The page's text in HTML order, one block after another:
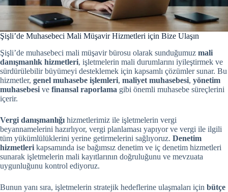
Şişli’de Muhasebeci Mali Müşavir Hizmetleri için Bize Ulaşın
Şişli’de muhasebeci mali müşavir bürosu olarak sunduğumuz mali
danışmanlık hizmetleri, işletmelerin mali durumlarını iyileştirmek ve
sürdürülebilir büyümeyi desteklemek için kapsamlı çözümler sunar. Bu
hizmetler, genel muhasebe işlemleri, maliyet muhasebesi, yönetim
muhasebesi ve finansal raporlama gibi önemli muhasebe süreçlerini
içerir.
Vergi danışmanlığı hizmetlerimiz ile işletmelerin vergi
beyannamelerini hazırlıyor, vergi planlaması yapıyor ve vergi ile ilgili
tüm yükümlülüklerini yerine getirmelerini sağlıyoruz. Denetim
hizmetleri kapsamında ise bağımsız denetim ve iç denetim hizmetleri
sunarak işletmelerin mali kayıtlarının doğruluğunu ve mevzuata
uygunluğunu kontrol ediyoruz.
Bunun yanı sıra, işletmelerin stratejik hedeflerine ulaşmaları için bütçe